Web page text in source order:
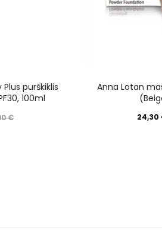
purškiklis
100ml
€
Anna Lotan
24,30